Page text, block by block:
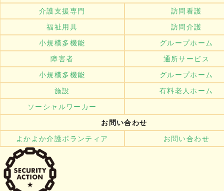
介護支援専門
訪問看護
福祉用具
訪問介護
小規模多機能
グループホーム
障害者
通所サービス
小規模多機能
グループホーム
施設
有料老人ホーム
ソーシャルワーカー
お問い合わせ
よかよか介護ボランティア
お問い合わせ